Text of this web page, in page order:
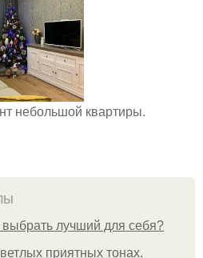
небольшой квартиры.
выбрать лучший для себя?
приятных тонах.